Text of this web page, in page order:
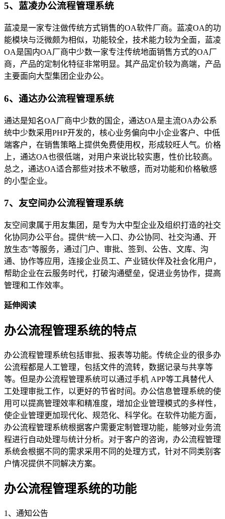
5、蓝凌办公流程管理系统
蓝凌是一家专注做传统方式销售的OA软件厂商。蓝凌OA的功
能模块与泛微颇为相似，功能较全，技术能力较为全面，蓝凌
OA是国内OA厂商中少数一家专注传统地面销售方式的OA厂
商，产品的定制化特征非常明显。其产品定价较为高端，产品
主要面向大型集团企业办公。
6、通达办公流程管理系统
通达是知名OA厂商中少数的国企，通达OA是主流OA办公系
统中少数采用PHP开发的，核心业务偏向中小企业客户、中低
端客户，在销售策略上提供免费使用权，形成较旺人气。价格
上，通达OA也很低端，对用户来说比较实惠，性价比较高。
总之，通达OA适合那些对技术不敏感，而对功能和价格敏感
的小型企业。
7、友空间办公流程管理系统
友空间隶属于用友集团，是专为大中型企业及组织打造的社交
化协同办公平台。提供“统一入口、办公协同、社交沟通、开
放生态”等服务，通过门户、审批、签到、公告、文库、沟
通、协作等应用，连接企业员工、产业链伙伴及社会化用户，
帮助企业在云服务时代，打破沟通壁垒，促进业务协作，提高
管理和工作效率。
延伸阅读
办公流程管理系统的特点
办公流程管理系统包括审批、报表等功能。传统企业的很多办
公流程都是人工管理，包括文件的流转，数据记录与共享等
等。但是办公流程管理系统可以通过手机 APP等工具替代人
工处理审批工作，以更好的节省时间。办公信息管理系统的使
用可以提高管理效率和精准度，增加企业管理模式的多样性，
使企业管理更加现代化、规范化、科学化。在软件功能方面，
办公流程管理系统根据客户需要定制管理功能，能够对业务流
程进行自动处理与统计分析。对于客户的咨询，办公流程管理
系统会根据不同的需求采用不同的处理方式，针对不同类别客
户情况提供不同解决方案。
办公流程管理系统的功能
1、通知公告